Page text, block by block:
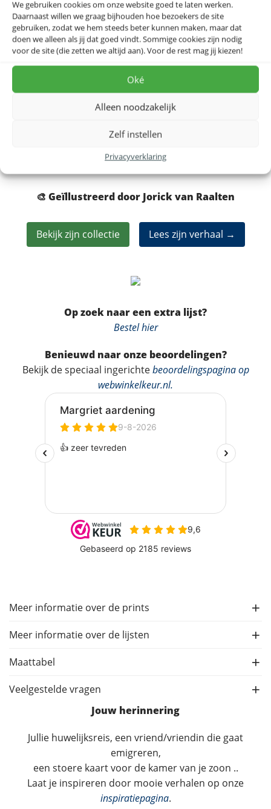
We gebruiken cookies om onze website goed te laten werken.
Daarnaast willen we graag bijhouden hoe bezoekers de site
gebruiken, zodat we hem steeds beter kunnen maken, maar dat
doen we alleen als jij dat goed vindt. Sommige cookies zijn nodig
voor de site (die zetten we altijd aan). Voor de rest mag jij kiezen!
Oké
Alleen noodzakelijk
Zelf instellen
Privacyverklaring
Maluku – Architectuur – Poster
Dit ontwerp geeft de mooiste architectonische
hoogstandjes weer van de provincie Molukken .
Waarom kiezen als je ze allemaal op één ontwerp kan
hebben!
Dit ontwerp op akoestisch doek, IXXI of canvas?
Bekijk alle materialen →
🎨 Geïllustreerd door Jorick van Raalten
Bekijk zijn collectie Lees zijn verhaal →
Op zoek naar een extra lijst?
Bestel hier
Benieuwd naar onze beoordelingen?
Bekijk de speciaal ingerichtebeoordelingspagina op
webwinkelkeur.nl.
Meer informatie over de prints
Meer informatie over de lijsten
Maattabel
Veelgestelde vragen
Jouw herinnering
Jullie huwelijksreis, een vriend/vriendin die gaat
emigreren,
een stoere kaart voor de kamer van je zoon ..
Laat je inspireren door mooie verhalen op onze
inspiratiepagina.